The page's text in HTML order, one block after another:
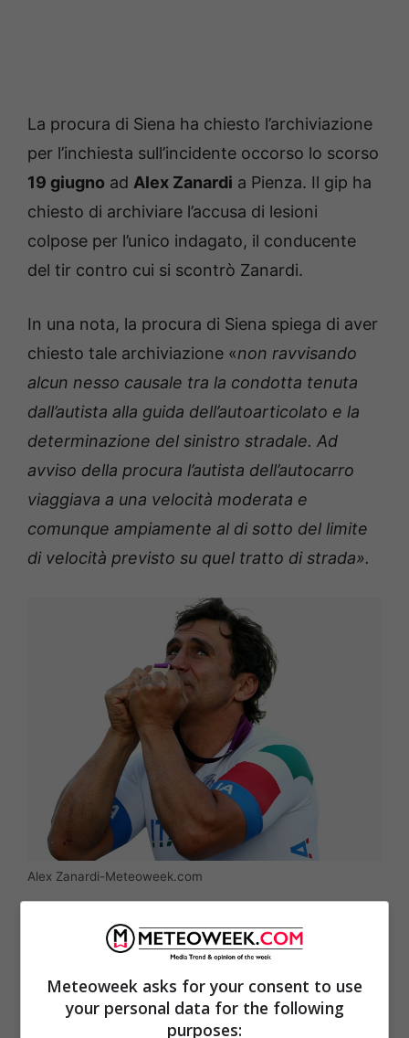
La procura di Siena ha chiesto l’archiviazione
per l’inchiesta sull’incidente occorso lo scorso
19 giugno ad Alex Zanardi a Pienza. Il gip ha
chiesto di archiviare l’accusa di lesioni
colpose per l’unico indagato, il conducente
del tir contro cui si scontrò Zanardi.
In una nota, la procura di Siena spiega di aver
chiesto tale archiviazione «non ravvisando
alcun nesso causale tra la condotta tenuta
dall’autista alla guida dell’autoarticolato e la
determinazione del sinistro stradale. Ad
avviso della procura l’autista dell’autocarro
viaggiava a una velocità moderata e
comunque ampiamente al di sotto del limite
di velocità previsto su quel tratto di strada».
Alex Zanardi-Meteoweek.com
Meteoweek asks for your consent to use
your personal data for the following
purposes: